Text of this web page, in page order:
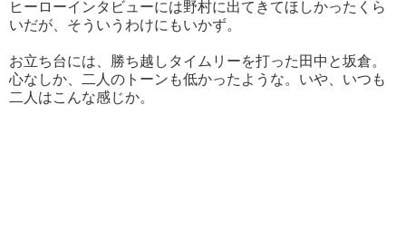
ヒーローインタビューには野村に出てきてほしかったくら
いだが、そういうわけにもいかず。
お立ち台には、勝ち越しタイムリーを打った田中と坂倉。
心なしか、二人のトーンも低かったような。いや、いつも
二人はこんな感じか。